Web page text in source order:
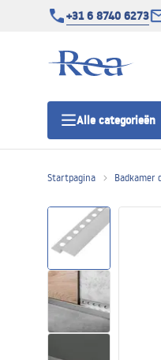
+31 6 8740 6273
Alle categorieën
Douchedeur
Douchebakken
Lineaire
Startpagina Badkamer